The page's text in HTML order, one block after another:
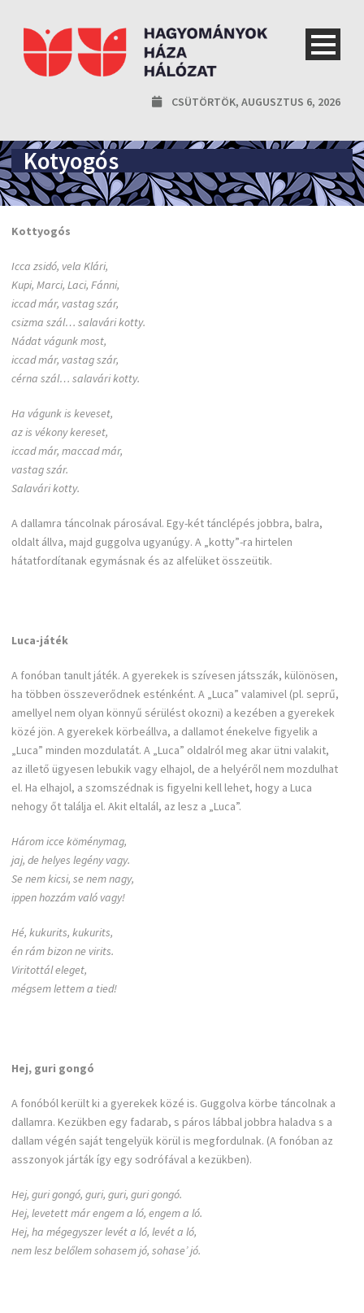
CSÜTÖRTÖK, AUGUSZTUS 6, 2026
Kotyogós
Kottyogós
Icca zsidó, vela Klári,
Kupi, Marci, Laci, Fánni,
iccad már, vastag szár,
csizma szál… salavári kotty.
Nádat vágunk most,
iccad már, vastag szár,
cérna szál… salavári kotty.
Ha vágunk is keveset,
az is vékony kereset,
iccad már, maccad már,
vastag szár.
Salavári kotty.
A dallamra táncolnak párosával. Egy-két tánclépés jobbra, balra,
oldalt állva, majd guggolva ugyanúgy. A „kotty”-ra hirtelen
hátatfordítanak egymásnak és az alfelüket összeütik.
Luca-játék
A fonóban tanult játék. A gyerekek is szívesen játsszák, különösen,
ha többen összeverődnek esténként. A „Luca” valamivel (pl. seprű,
amellyel nem olyan könnyű sérülést okozni) a kezében a gyerekek
közé jön. A gyerekek körbeállva, a dallamot énekelve figyelik a
„Luca” minden mozdulatát. A „Luca” oldalról meg akar ütni valakit,
az illető ügyesen lebukik vagy elhajol, de a helyéről nem mozdulhat
el. Ha elhajol, a szomszédnak is figyelni kell lehet, hogy a Luca
nehogy őt találja el. Akit eltalál, az lesz a „Luca”.
Három icce köménymag,
jaj, de helyes legény vagy.
Se nem kicsi, se nem nagy,
ippen hozzám való vagy!
Hé, kukurits, kukurits,
én rám bizon ne virits.
Viritottál eleget,
mégsem lettem a tied!
Hej, guri gongó
A fonóból került ki a gyerekek közé is. Guggolva körbe táncolnak a
dallamra. Kezükben egy fadarab, s páros lábbal jobbra haladva s a
dallam végén saját tengelyük körül is megfordulnak. (A fonóban az
asszonyok járták így egy sodrófával a kezükben).
Hej, guri gongó, guri, guri, guri gongó.
Hej, levetett már engem a ló, engem a ló.
Hej, ha mégegyszer levét a ló, levét a ló,
nem lesz belőlem sohasem jó, sohase’ jó.